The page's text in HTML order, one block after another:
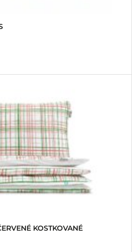
KOSTKOVANÉ